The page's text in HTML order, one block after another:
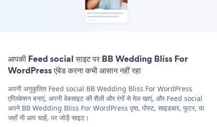
आपकी Feed social साइट पर BB Wedding Bliss For
WordPress एंबेड करना कभी आसान नहीं रहा
अपनी अनुकूलित Feed social BB Wedding Bliss For WordPress
एप्लिकेशन बनाएं, अपनी वेबसाइट की शैली और रंगों से मेल खाएं, और Feed social
अपने BB Wedding Bliss For WordPress पृष्ठ, पोस्ट, साइडबार, फुटर, या
जहाँ भी आप चाहें, पर जोड़ें साइट।